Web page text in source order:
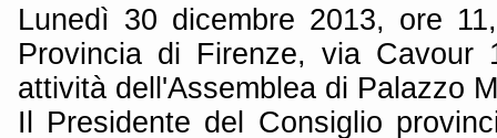
Lunedì 30 dicembre 2013, ore
Provincia di Firenze, via Cavour
attività dell'Assemblea di Palazzo
Il Presidente del Consiglio